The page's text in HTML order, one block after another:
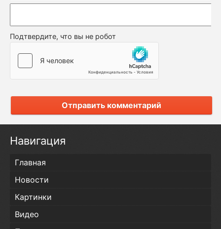
Подтвердите, что вы не робот
Отправить комментарий
Навигация
Главная
Новости
Картинки
Видео